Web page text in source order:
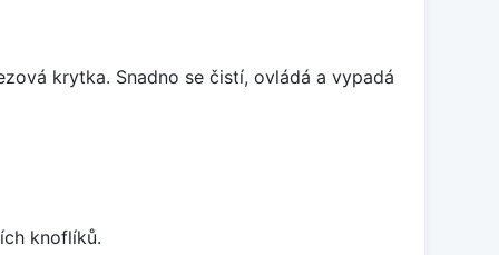
krytka. Snadno se čistí, ovládá a vypadá
knoflíků.